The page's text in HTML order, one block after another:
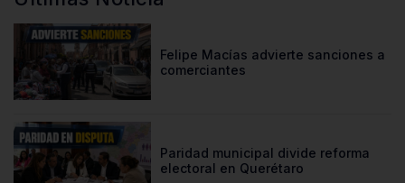
Felipe Macías advierte sanciones a
comerciantes
Paridad municipal divide reforma
electoral en Querétaro